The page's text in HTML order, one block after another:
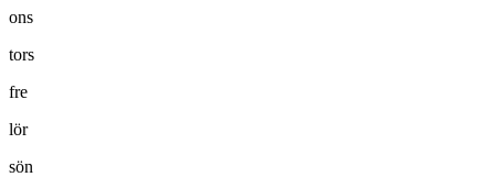
ons
tors
fre
lör
sön